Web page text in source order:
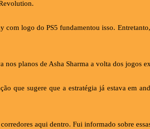
com logo do PS5 fundamentou isso.
planos de Asha Sharma a volta dos jogos
que sugere que a estratégia já estava em
aqui dentro. Fui informado sobre